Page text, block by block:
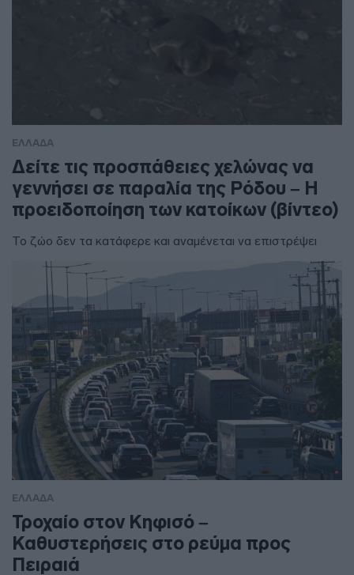
ΕΛΛΑΔΑ
Δείτε τις προσπάθειες χελώνας να
γεννήσει σε παραλία της Ρόδου – Η
προειδοποίηση των κατοίκων (βίντεο)
Το ζώο δεν τα κατάφερε και αναμένεται να επιστρέψει
ΕΛΛΑΔΑ
Τροχαίο στον Κηφισό –
Καθυστερήσεις στο ρεύμα προς
Πειραιά